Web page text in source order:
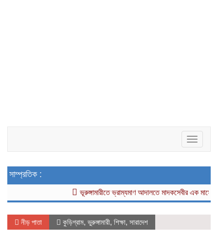
Toggle
সাম্প্রতিক :
ভূরুঙ্গামারীতে ভ্রাম্যমাণ আদালতে মাদকসেবীর এক মাসের
নীড় পাতা কুড়িগ্রাম, ভুরুঙ্গামারী, শিক্ষা, সারাদেশ